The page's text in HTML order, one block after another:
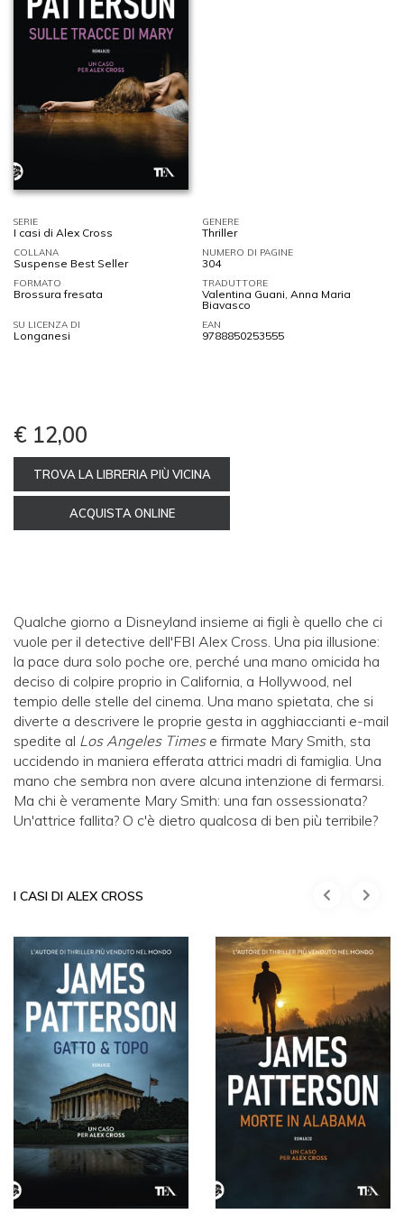
SERIE
I casi di Alex Cross
GENERE
Thriller
COLLANA
Suspense Best Seller
NUMERO DI PAGINE
304
FORMATO
Brossura fresata
TRADUTTORE
Valentina Guani, Anna Maria
Biavasco
SU LICENZA DI
Longanesi
EAN
9788850253555
€ 12,00
TROVA LA LIBRERIA PIÙ VICINA
ACQUISTA ONLINE
Qualche giorno a Disneyland insieme ai figli è quello che ci
vuole per il detective dell'FBI Alex Cross. Una pia illusione:
la pace dura solo poche ore, perché una mano omicida ha
deciso di colpire proprio in California, a Hollywood, nel
tempio delle stelle del cinema. Una mano spietata, che si
diverte a descrivere le proprie gesta in agghiaccianti e-mail
spedite al Los Angeles Timese firmate Mary Smith, sta
uccidendo in maniera efferata attrici madri di famiglia. Una
mano che sembra non avere alcuna intenzione di fermarsi.
Ma chi è veramente Mary Smith: una fan ossessionata?
Un'attrice fallita? O c'è dietro qualcosa di ben più terribile?
I CASI DI ALEX CROSS